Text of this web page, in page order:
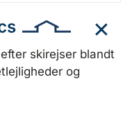
skirejser blandt
og